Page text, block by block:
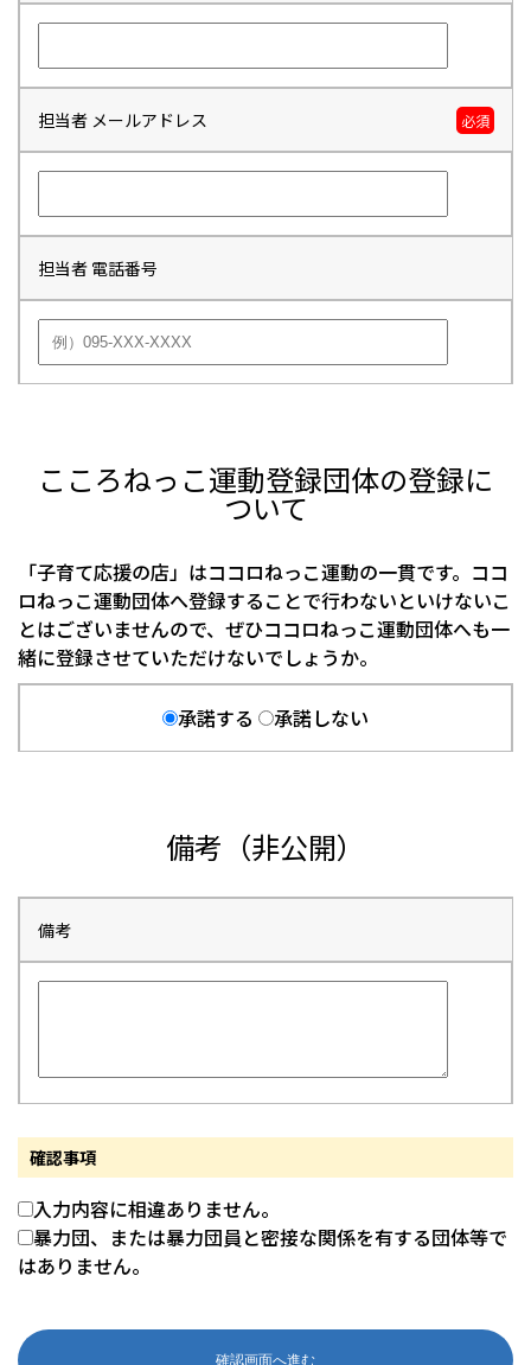
担当者 メールアドレス 必須
担当者 電話番号
こころねっこ運動登録団体の登録に
ついて
「子育て応援の店」はココロねっこ運動の一貫です。ココ
ロねっこ運動団体へ登録することで行わないといけないこ
とはございませんので、ぜひココロねっこ運動団体へも一
緒に登録させていただけないでしょうか。
承諾する 承諾しない
備考（非公開）
備考
確認事項
入力内容に相違ありません。
暴力団、または暴力団員と密接な関係を有する団体等で
はありません。